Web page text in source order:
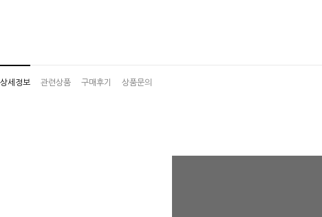
상세정보 관련상품 구매후기 상품문의